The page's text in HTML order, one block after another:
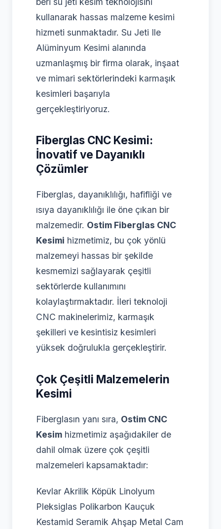
kullanarak hassas malzeme kesimi
hizmeti sunmaktadır. Su Jeti Ile
Alüminyum Kesimi alanında
uzmanlaşmış bir firma olarak, inşaat
ve mimari sektörlerindeki karmaşık
kesimleri başarıyla
gerçekleştiriyoruz.
Fiberglas CNC Kesimi:
İnovatif ve Dayanıklı
Çözümler
Fiberglas, dayanıklılığı, hafifliği ve
ısıya dayanıklılığı ile öne çıkan bir
malzemedir. Ostim Fiberglas CNC
Kesimi hizmetimiz, bu çok yönlü
malzemeyi hassas bir şekilde
kesmemizi sağlayarak çeşitli
sektörlerde kullanımını
kolaylaştırmaktadır. İleri teknoloji
CNC makinelerimiz, karmaşık
şekilleri ve kesintisiz kesimleri
yüksek doğrulukla gerçekleştirir.
Çok Çeşitli Malzemelerin
Kesimi
Fiberglasın yanı sıra, Ostim CNC
Kesim hizmetimiz aşağıdakiler de
dahil olmak üzere çok çeşitli
malzemeleri kapsamaktadır:
Kevlar Akrilik Köpük Linolyum
Pleksiglas Polikarbon Kauçuk
Kestamid Seramik Ahşap Metal Cam